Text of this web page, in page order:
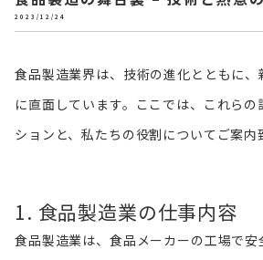
2023/12/24
食品製造業界は、技術の進化とともに
に直面しています。ここでは、これら
ションと、私たちの役割についてご案内
1. 食品製造業の仕事内容
食品製造業は、食品メーカーの工場で